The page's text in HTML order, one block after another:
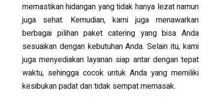
memastikan hidangan yang tidak hanya lezat namun
juga sehat. Kemudian, kami juga menawarkan
berbagai pilihan paket catering yang bisa Anda
sesuaikan dengan kebutuhan Anda. Selain itu, kami
juga menyediakan layanan siap antar dengan tepat
waktu, sehingga cocok untuk Anda yang memiliki
kesibukan padat dan tidak sempat memasak.